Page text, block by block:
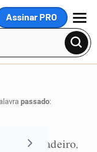
Assinar PRO
MENU
passado:
derradeiro,